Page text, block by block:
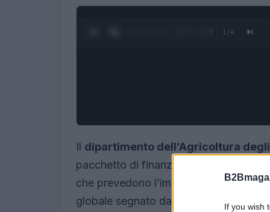
If you wish
0:28 / 1:23 1 /4
Il dipartimento dell’Agricoltura degli
pacchetto di finanziamenti pari a
che prevedono l’impiego di
globale segnato da numeri